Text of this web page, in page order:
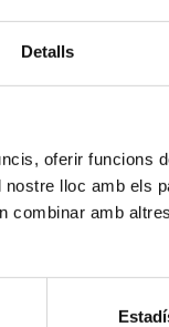
Detalls
oferir funcions
lloc amb els
combinar amb